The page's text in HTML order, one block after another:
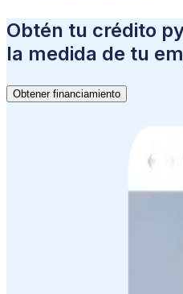
Obtén tu crédito
la medida de tu
Obtener financiamiento